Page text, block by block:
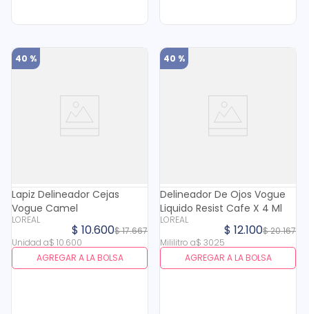
40 %
Lapiz Delineador Cejas
Vogue Camel
LOREAL
$17.667
$ 10.600
Unidad a$ 10.600
AGREGAR A LA BOLSA
40 %
Delineador De Ojos Vogue
Liquido Resist Cafe X 4 Ml
LOREAL
$20.167
$ 12.100
Mililitro a$ 3025
AGREGAR A LA BOLSA